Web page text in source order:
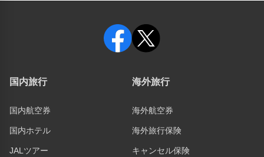
国内旅行
国内航空券
国内ホテル
JALツアー
海外旅行
海外航空券
海外旅行保険
キャンセル保険